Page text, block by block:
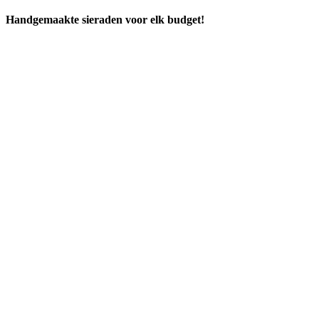
Handgemaakte sieraden voor elk budget!